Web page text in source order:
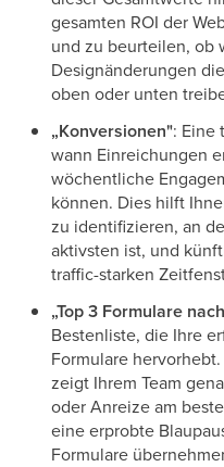
gesamten ROI der
und zu beurteilen, ob
Designänderungen
oben oder unten
„Konversionen": Eine
wann Einreichungen
wöchentliche
können. Dies hilft
zu identifizieren, an
aktivsten ist, und
traffic-starken
„Top 3 Formulare
Bestenliste, die Ihre
Formulare
zeigt Ihrem Team
oder Anreize am
eine erprobte
Formulare